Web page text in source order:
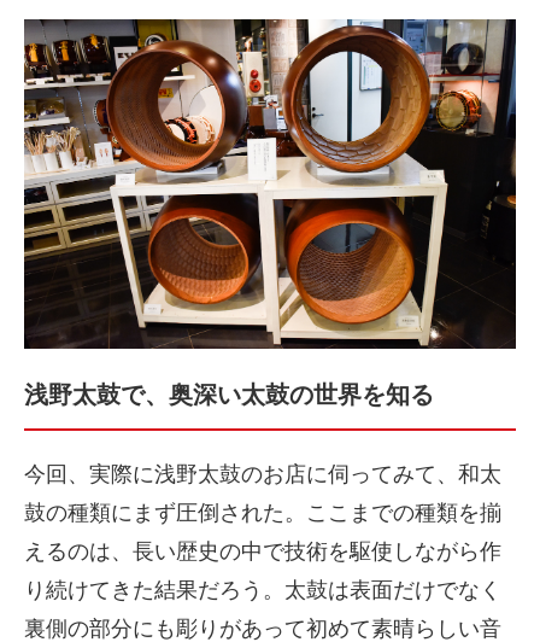
浅野太鼓で、奥深い太鼓の世界を知る
今回、実際に浅野太鼓のお店に伺ってみて、和太
鼓の種類にまず圧倒された。ここまでの種類を揃
えるのは、長い歴史の中で技術を駆使しながら作
り続けてきた結果だろう。太鼓は表面だけでなく
裏側の部分にも彫りがあって初めて素晴らしい音